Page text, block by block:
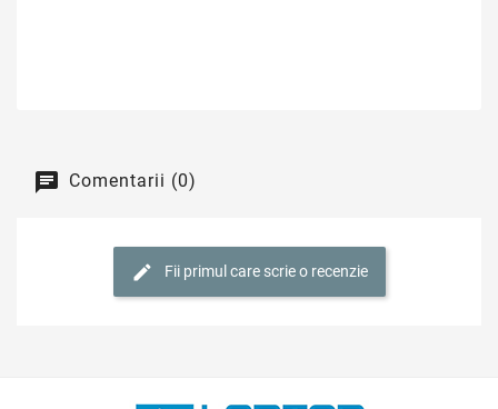
Comentarii (0)
Fii primul care scrie o recenzie